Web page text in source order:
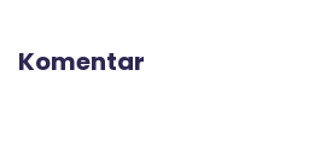
Komentar